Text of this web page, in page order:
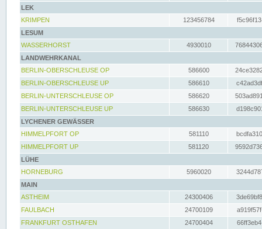
LEK
KRIMPEN
123456784
LESUM
WASSERHORST
4930010
LANDWEHRKANAL
BERLIN-OBERSCHLEUSE OP
586600
BERLIN-OBERSCHLEUSE UP
586610
BERLIN-UNTERSCHLEUSE OP
586620
BERLIN-UNTERSCHLEUSE UP
586630
LYCHENER GEWÄSSER
HIMMELPFORT OP
581110
HIMMELPFORT UP
581120
LÜHE
HORNEBURG
5960020
MAIN
ASTHEIM
24300406
FAULBACH
24700109
FRANKFURT OSTHAFEN
24700404